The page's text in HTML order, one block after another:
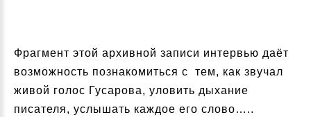
Фрагмент этой архивной записи интервью даёт
возможность познакомиться с тем, как звучал
живой голос Гусарова, уловить дыхание
писателя, услышать каждое его слово…..